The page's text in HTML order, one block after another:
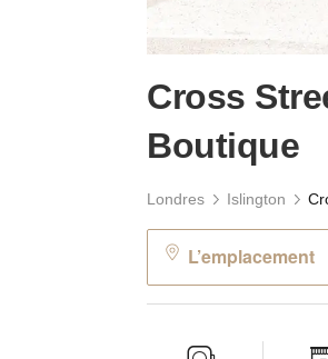
Cross
Boutique
Londres Islington
L’emplacement